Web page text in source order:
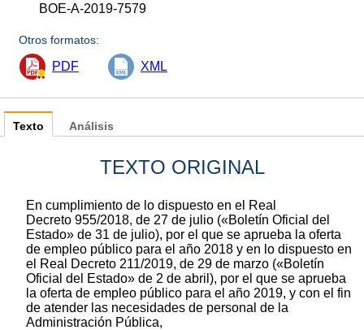
BOE-A-2019-7579
Otros formatos:
PDF XML
Texto
TEXTO ORIGINAL
En cumplimiento de lo dispuesto en el Real
Decreto 955/2018, de 27 de julio («Boletín Oficial del
Estado» de 31 de julio), por el que se aprueba la oferta
de empleo público para el año 2018 y en lo dispuesto en
el Real Decreto 211/2019, de 29 de marzo («Boletín
Oficial del Estado» de 2 de abril), por el que se aprueba
la oferta de empleo público para el año 2019, y con el fin
de atender las necesidades de personal de la
Administración Pública,
Análisis